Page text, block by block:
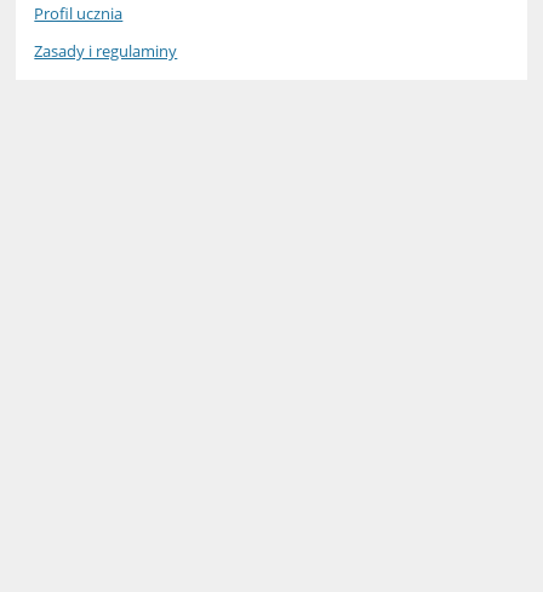
Profil ucznia
Zasady i regulaminy